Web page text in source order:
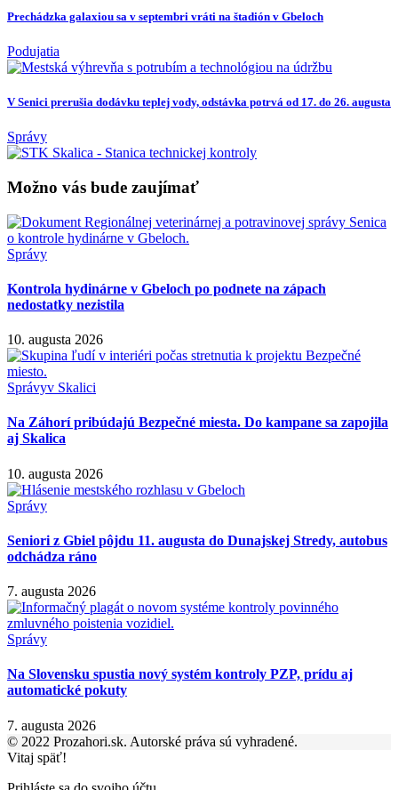
Prechádzka galaxiou sa v septembri vráti na štadión v Gbeloch
Podujatia
V Senici prerušia dodávku teplej vody, odstávka potrvá od 17. do 26. augusta
Správy
Možno vás bude zaujímať
Správy
Kontrola hydinárne v Gbeloch po podnete na zápach
nedostatky nezistila
10. augusta 2026
Správyv Skalici
Na Záhorí pribúdajú Bezpečné miesta. Do kampane sa zapojila
aj Skalica
10. augusta 2026
Správy
Seniori z Gbiel pôjdu 11. augusta do Dunajskej Stredy, autobus
odchádza ráno
7. augusta 2026
Správy
Na Slovensku spustia nový systém kontroly PZP, prídu aj
automatické pokuty
7. augusta 2026
© 2022 Prozahori.sk. Autorské práva sú vyhradené.
Vitaj späť!